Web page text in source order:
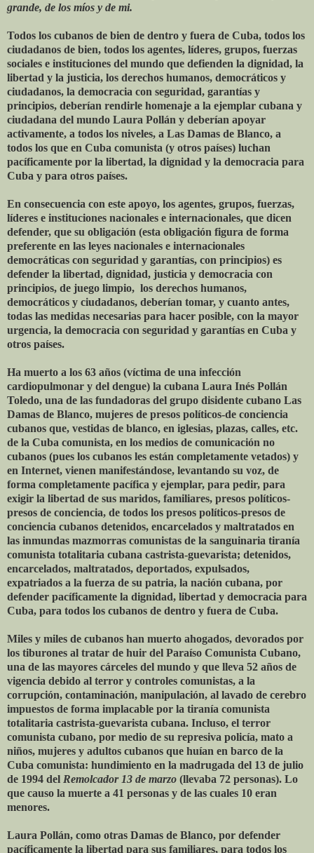
grande, de los míos y de mi.
Todos los cubanos de bien de dentro y fuera de Cuba, todos los
ciudadanos de bien, todos los agentes, líderes, grupos, fuerzas
sociales e instituciones del mundo que defienden la dignidad, la
libertad y la justicia, los derechos humanos, democráticos y
ciudadanos, la democracia con seguridad, garantías y
principios, deberían rendirle homenaje a la ejemplar cubana y
ciudadana del mundo Laura Pollán y deberían apoyar
activamente, a todos los niveles, a Las Damas de Blanco, a
todos los que en Cuba comunista (y otros países) luchan
pacíficamente por la libertad, la dignidad y la democracia para
Cuba y para otros países.
En consecuencia con este apoyo, los agentes, grupos, fuerzas,
líderes e instituciones nacionales e internacionales, que dicen
defender, que su obligación (esta obligación figura de forma
preferente en las leyes nacionales e internacionales
democráticas con seguridad y garantías, con principios) es
defender la libertad, dignidad, justicia y democracia con
principios, de juego limpio, los derechos humanos,
democráticos y ciudadanos, deberían tomar, y cuanto antes,
todas las medidas necesarias para hacer posible, con la mayor
urgencia, la democracia con seguridad y garantías en Cuba y
otros países.
Ha muerto a los 63 años (víctima de una infección
cardiopulmonar y del dengue) la cubana Laura Inés Pollán
Toledo, una de las fundadoras del grupo disidente cubano Las
Damas de Blanco, mujeres de presos políticos-de conciencia
cubanos que, vestidas de blanco, en iglesias, plazas, calles, etc.
de la Cuba comunista, en los medios de comunicación no
cubanos (pues los cubanos les están completamente vetados) y
en Internet, vienen manifestándose, levantando su voz, de
forma completamente pacífica y ejemplar, para pedir, para
exigir la libertad de sus maridos, familiares, presos políticos-
presos de conciencia, de todos los presos políticos-presos de
conciencia cubanos detenidos, encarcelados y maltratados en
las inmundas mazmorras comunistas de la sanguinaria tiranía
comunista totalitaria cubana castrista-guevarista; detenidos,
encarcelados, maltratados, deportados, expulsados,
expatriados a la fuerza de su patria, la nación cubana, por
defender pacíficamente la dignidad, libertad y democracia para
Cuba, para todos los cubanos de dentro y fuera de Cuba.
Miles y miles de cubanos han muerto ahogados, devorados por
los tiburones al tratar de huir del Paraíso Comunista Cubano,
una de las mayores cárceles del mundo y que lleva 52 años de
vigencia debido al terror y controles comunistas, a la
corrupción, contaminación, manipulación, al lavado de cerebro
impuestos de forma implacable por la tiranía comunista
totalitaria castrista-guevarista cubana. Incluso, el terror
comunista cubano, por medio de su represiva policía, mato a
niños, mujeres y adultos cubanos que huían en barco de la
Cuba comunista: hundimiento en la madrugada del 13 de julio
de 1994 del Remolcador 13 de marzo (llevaba 72 personas). Lo
que causo la muerte a 41 personas y de las cuales 10 eran
menores.
Laura Pollán, como otras Damas de Blanco, por defender
pacíficamente la libertad para sus familiares, para todos los